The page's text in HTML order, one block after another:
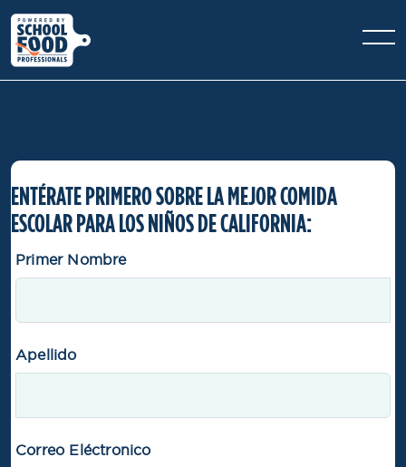
ENTÉRATE PRIMERO SOBRE LA MEJOR COMIDA
ESCOLAR PARA LOS NIÑOS DE CALIFORNIA:
Primer Nombre
Apellido
Correo Eléctronico